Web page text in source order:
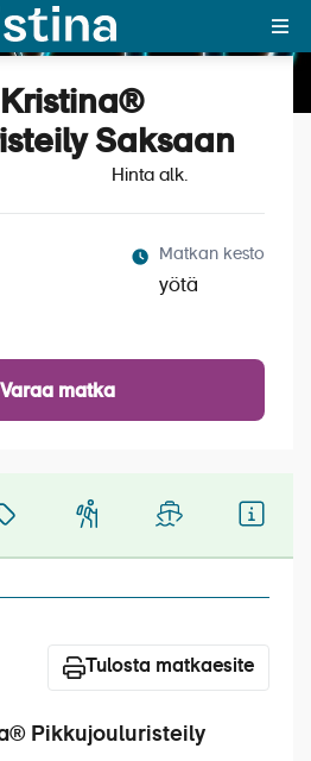
MAJAKKA-portaali
Yksin matkalle?
Saksaan
Hinta alk.
Matkan kesto
yötä
Varaa matka
Tulosta matkaesite
Pikkujouluristeily